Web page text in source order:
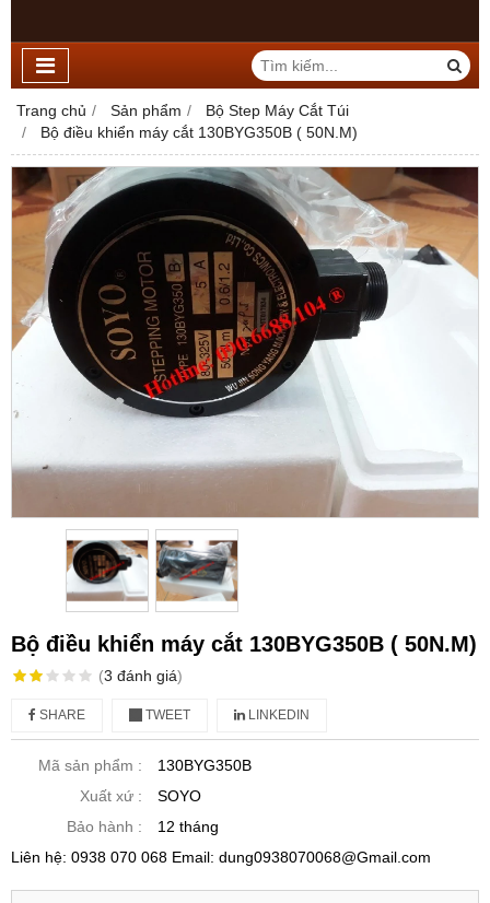
Trang chủ Sản phẩm
Bộ Step Máy Cắt Túi
Bộ điều khiển máy cắt 130BYG350B ( 50N.M)
Bộ điều khiển máy cắt 130BYG350B ( 50N.M)
(3 đánh giá)
SHARE TWEET LINKEDIN
Mã sản phẩm :
130BYG350B
Xuất xứ :
SOYO
Bảo hành :
12 tháng
Liên hệ: 0938 070 068 Email: dung0938070068@Gmail.com